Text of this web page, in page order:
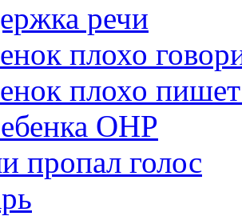
речи
плохо
плохо
ОНР
пропал голос